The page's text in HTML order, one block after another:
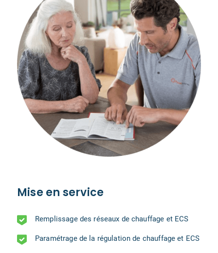
Mise en service
Remplissage des réseaux de chauffage et ECS
Paramétrage de la régulation de chauffage et ECS